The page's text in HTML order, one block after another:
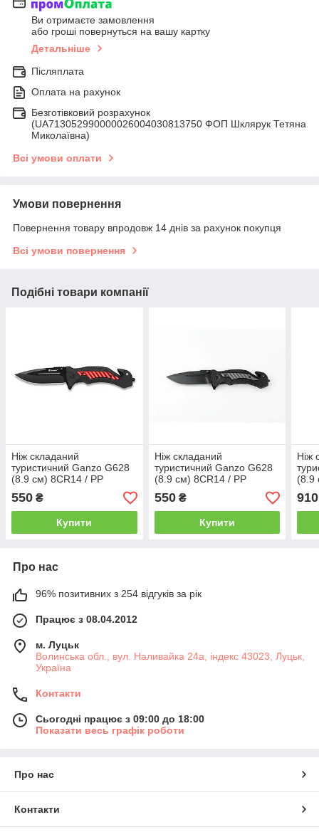
Ви отримаєте замовлення
або гроші повернуться на вашу картку
Детальніше
Післяплата
Оплата на рахунок
Безготівковий розрахунок
(UA713052990000026004030813750 ФОП Шклярук Тетяна
Миколаївна)
Всі умови оплати
Умови повернення
Повернення товару впродовж 14 днів за рахунок покупця
Всі умови повернення
Подібні товари компанії
Ніж складаний
туристичний Ganzo G628
(8.9 см) 8CR14 / PP
алюміній червоний
550 ₴
Купити
Ніж складаний
туристичний Ganzo G628
(8.9 см) 8CR14 / PP
алюміній сірий
550₴
Купити
Ніж
(8.9
910
Про нас
96% позитивних з 254 відгуків за рік
Працює з 08.04.2012
м. Луцьк
Волинська обл., вул. Наливайка 24а, індекс 43023, Луцьк,
Україна
Контакти
Сьогодні працює з 09:00 до 18:00
Показати весь графік роботи
Про нас
Контакти